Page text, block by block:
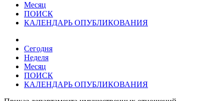
Месяц
ПОИСК
КАЛЕНДАРЬ ОПУБЛИКОВАНИЯ
Сегодня
Неделя
Месяц
ПОИСК
КАЛЕНДАРЬ ОПУБЛИКОВАНИЯ